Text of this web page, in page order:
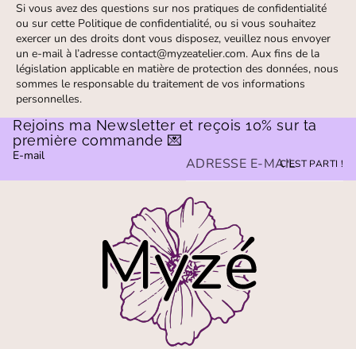
Si vous avez des questions sur nos pratiques de confidentialité
ou sur cette Politique de confidentialité, ou si vous souhaitez
exercer un des droits dont vous disposez, veuillez nous envoyer
un e-mail à l’adresse contact@myzeatelier.com. Aux fins de la
législation applicable en matière de protection des données, nous
sommes le responsable du traitement de vos informations
personnelles.
Rejoins ma Newsletter et reçois 10% sur ta
première commande 💌
E-mail
C'EST PARTI !
Politique de confidentialité
Mentions légales
Politique de remboursement
Conditions d’utilisation